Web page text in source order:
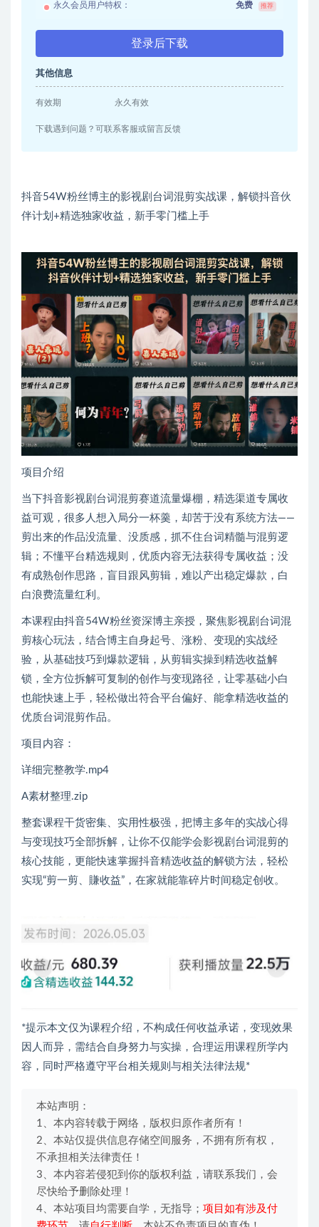
永久会员用户特权： 免费 推荐
登录后下载
其他信息
有效期 永久有效
下载遇到问题？可联系客服或留言反馈
抖音54W粉丝博主的影视剧台词混剪实战课，解锁抖音伙
伴计划+精选独家收益，新手零门槛上手
项目介绍
当下抖音影视剧台词混剪赛道流量爆棚，精选渠道专属收
益可观，很多人想入局分一杯羹，却苦于没有系统方法——
剪出来的作品没流量、没质感，抓不住台词精髓与混剪逻
辑；不懂平台精选规则，优质内容无法获得专属收益；没
有成熟创作思路，盲目跟风剪辑，难以产出稳定爆款，白
白浪费流量红利。
本课程由抖音54W粉丝资深博主亲授，聚焦影视剧台词混
剪核心玩法，结合博主自身起号、涨粉、变现的实战经
验，从基础技巧到爆款逻辑，从剪辑实操到精选收益解
锁，全方位拆解可复制的创作与变现路径，让零基础小白
也能快速上手，轻松做出符合平台偏好、能拿精选收益的
优质台词混剪作品。
项目内容：
详细完整教学.mp4
A素材整理.zip
整套课程干货密集、实用性极强，把博主多年的实战心得
与变现技巧全部拆解，让你不仅能学会影视剧台词混剪的
核心技能，更能快速掌握抖音精选收益的解锁方法，轻松
实现“剪一剪、賺收益”，在家就能靠碎片时间稳定创收。
*提示本文仅为课程介绍，不构成任何收益承诺，变现效果
因人而异，需结合自身努力与实操，合理运用课程所学内
容，同时严格遵守平台相关规则与相关法律法规*
本站声明：
1、本内容转载于网络，版权归原作者所有！
2、本站仅提供信息存储空间服务，不拥有所有权，
不承担相关法律责任！
3、本内容若侵犯到你的版权利益，请联系我们，会
尽快给予删除处理！
4、本站项目均需要自学，无指导； 项目如有涉及付